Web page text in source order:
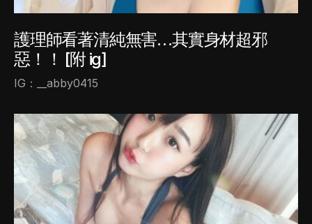
護理師看著清純無害…其實身材超邪
惡！！ [附 ig]
IG：__abby0415